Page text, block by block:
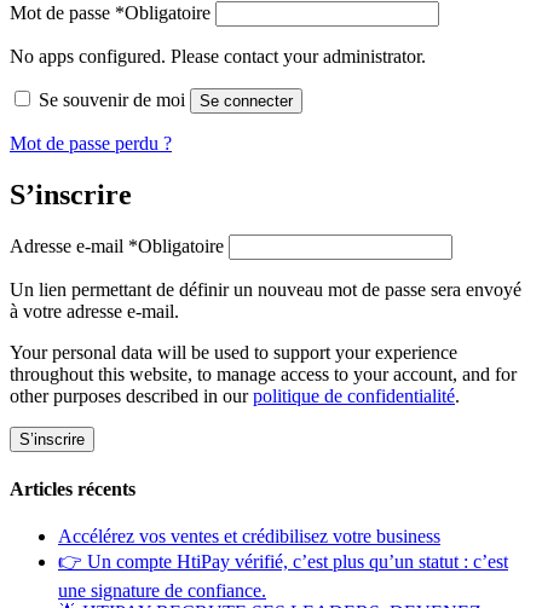
Mot de passe *Obligatoire
No apps configured. Please contact your administrator.
Se souvenir de moi Se connecter
Mot de passe perdu ?
S’inscrire
Adresse e-mail *Obligatoire
Un lien permettant de définir un nouveau mot de passe sera envoyé
à votre adresse e-mail.
Your personal data will be used to support your experience
throughout this website, to manage access to your account, and for
other purposes described in ourpolitique de confidentialité.
S’inscrire
Articles récents
Accélérez vos ventes et crédibilisez votre business
👉 Un compte HtiPay vérifié, c’est plus qu’un statut : c’est
une signature de confiance.